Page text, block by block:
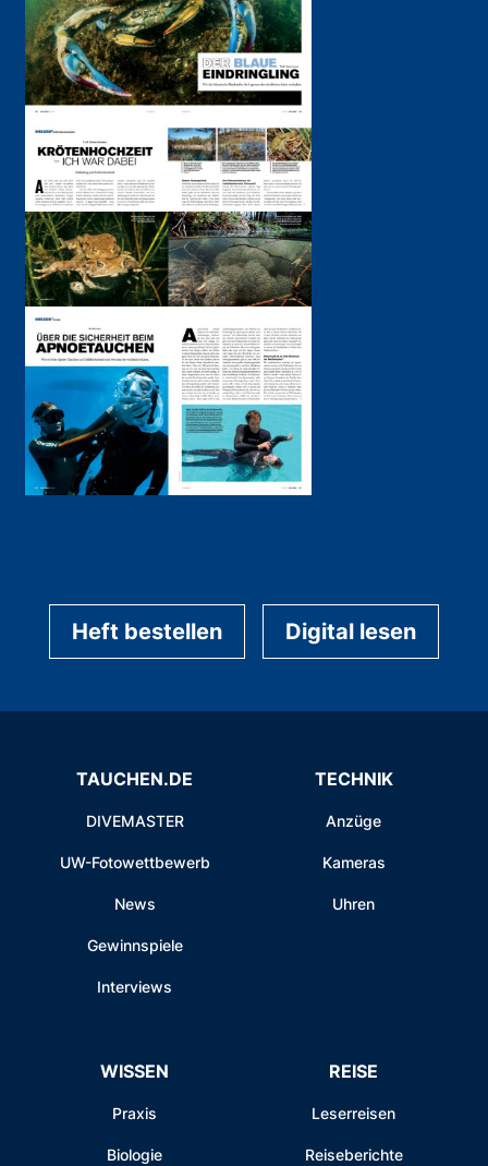
Heft bestellen Digital lesen
TAUCHEN.DE
DIVEMASTER
UW-Fotowettbewerb
News
Gewinnspiele
Interviews
TECHNIK
Anzüge
Kameras
Uhren
WISSEN
Praxis
Biologie
REISE
Leserreisen
Reiseberichte